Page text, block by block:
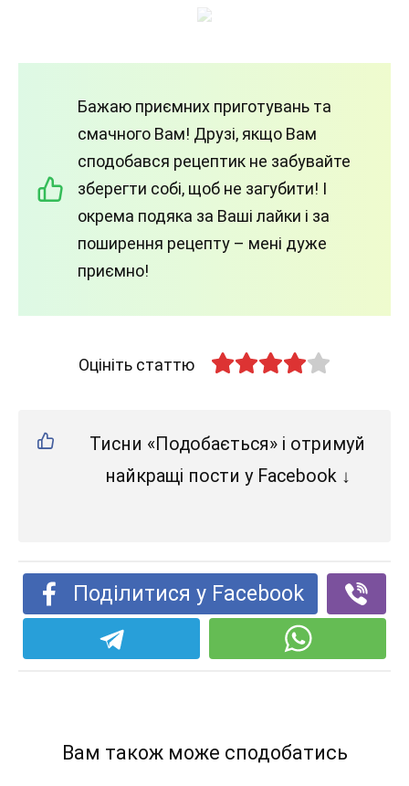
Бажаю приємних приготувань та
смачного Вам! Друзі, якщо Вам
сподобався рецептик не забувайте
зберегти собі, щоб не загубити! І
окрема подяка за Ваші лайки і за
поширення рецепту – мені дуже
приємно!
Оцініть статтю
Тисни «Подобається» і отримуй
найкращі пости у Facebook ↓
Поділитися у Facebook
Вам також може сподобатись